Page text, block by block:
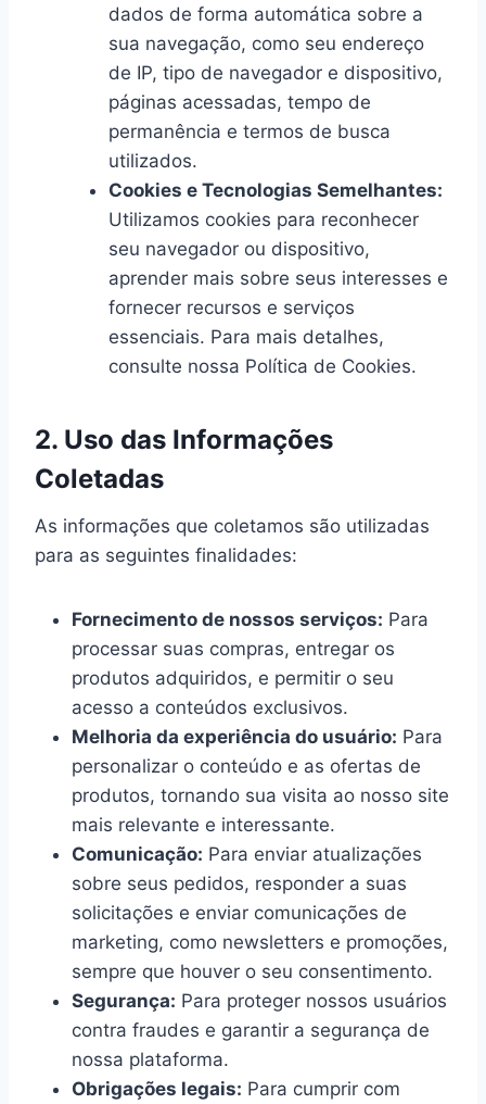
dados de forma automática sobre a
sua navegação, como seu endereço
de IP, tipo de navegador e dispositivo,
páginas acessadas, tempo de
permanência e termos de busca
utilizados.
Cookies e Tecnologias Semelhantes:
Utilizamos cookies para reconhecer
seu navegador ou dispositivo,
aprender mais sobre seus interesses e
fornecer recursos e serviços
essenciais. Para mais detalhes,
consulte nossa Política de Cookies.
2. Uso das Informações
Coletadas
As informações que coletamos são utilizadas
para as seguintes finalidades:
Fornecimento de nossos serviços: Para
processar suas compras, entregar os
produtos adquiridos, e permitir o seu
acesso a conteúdos exclusivos.
Melhoria da experiência do usuário: Para
personalizar o conteúdo e as ofertas de
produtos, tornando sua visita ao nosso site
mais relevante e interessante.
Comunicação: Para enviar atualizações
sobre seus pedidos, responder a suas
solicitações e enviar comunicações de
marketing, como newsletters e promoções,
sempre que houver o seu consentimento.
Segurança: Para proteger nossos usuários
contra fraudes e garantir a segurança de
nossa plataforma.
Obrigações legais: Para cumprir com